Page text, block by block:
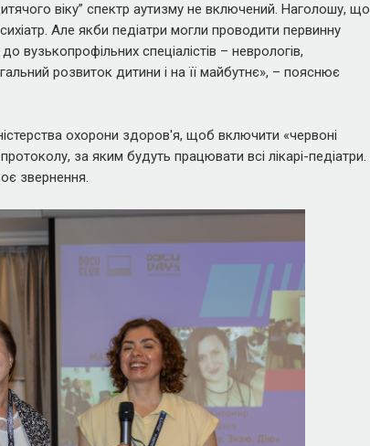
віку” спектр аутизму не включений. Наголошу, що
Але якби педіатри могли проводити первинну
вузькопрофільних спеціалістів – неврологів,
розвиток дитини і на її майбутнє», – пояснює
охорони здоров'я, щоб включити «червоні
за яким будуть працювати всі лікарі-педіатри.
звернення.